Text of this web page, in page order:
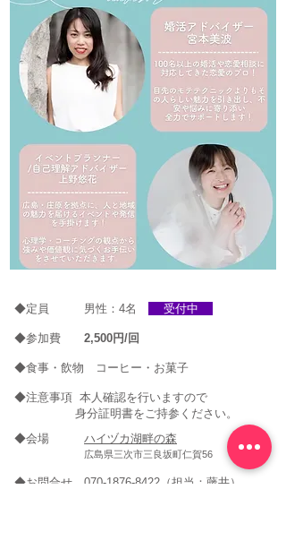
◆定員 男性：4名 受付中
◆参加費 2,500円/回
◆食事・飲物 コーヒー・お菓子
◆注意事項 本人確認を行いますので
身分証明書をご持参ください。
◆会場 ハイヅカ湖畔の森
広島県三次市三良坂町仁賀56
◆お問合せ 070-1876-8422 （担当：藤井）